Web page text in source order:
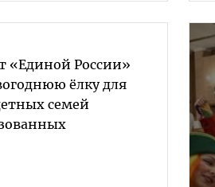
«Единой России»
ёлку для
семей